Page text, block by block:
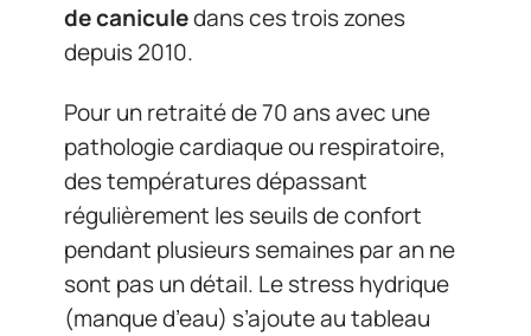
de caniculedans ces trois zones
depuis 2010.
Pour un retraité de 70 ans avec une
pathologie cardiaque ou respiratoire,
des températures dépassant
régulièrement les seuils de confort
pendant plusieurs semaines par an ne
sont pas un détail. Le stress hydrique
(manque d’eau) s’ajoute au tableau